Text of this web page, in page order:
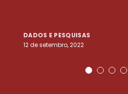
DADOS E PESQUISAS
12 de setembro, 2022